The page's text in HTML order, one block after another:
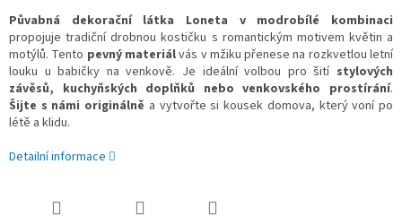
Půvabná dekorační látka Loneta v modrobílé kombinaci
propojuje tradiční drobnou kostičku s romantickým motivem květin a
motýlů. Tento pevný materiálvás v mžiku přenese na rozkvetlou letní
louku u babičky na venkově. Je ideální volbou pro šití stylových
závěsů, kuchyňských doplňků nebo venkovského prostírání.
Šijte s námi originálně a vytvořte si kousek domova, který voní po
létě a klidu.
Detailní informace